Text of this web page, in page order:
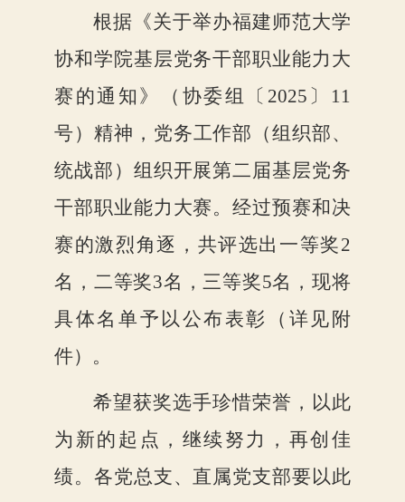
根据《关于举办福建师范大学
协和学院基层党务干部职业能力大
赛的通知》
（协委组〔 2025〕11
号）精神 ， 党务工作部（组织部、
统战部）组织开展第二届基层党务
干部职业能力大赛。经过预赛和决
赛的激烈角逐， 共评选出一等奖2
名，二等奖3名，三等奖5名，现将
具体名单予以公布表彰（详见附
件） 。
希望获奖选手珍惜荣誉，以此
为新的起点，继续努力，再创佳
绩。各党总支、直属党支部要以此